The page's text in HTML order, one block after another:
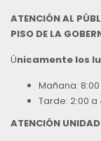
ATENCIÓN AL
PISO DE LA
Únicamente los
Mañana: 8:00
Tarde: 2:00 a
ATENCIÓN